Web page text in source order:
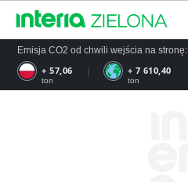
Emisja CO2 od chwili wejścia na stronę:
+ 57,06
ton
+ 7 610,40
ton